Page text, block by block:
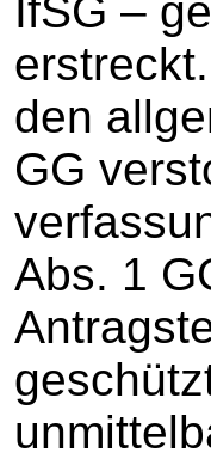
IfSG –
den
GG
Abs. 1